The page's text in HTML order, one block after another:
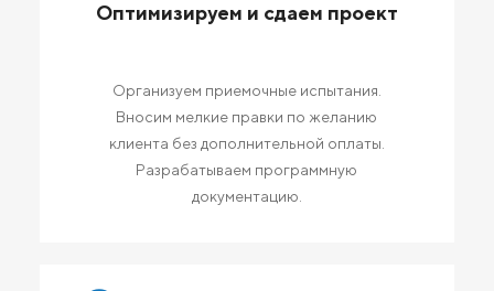
Оптимизируем и сдаем проект
Организуем приемочные испытания.
Вносим мелкие правки по желанию
клиента без дополнительной оплаты.
Разрабатываем программную
документацию.